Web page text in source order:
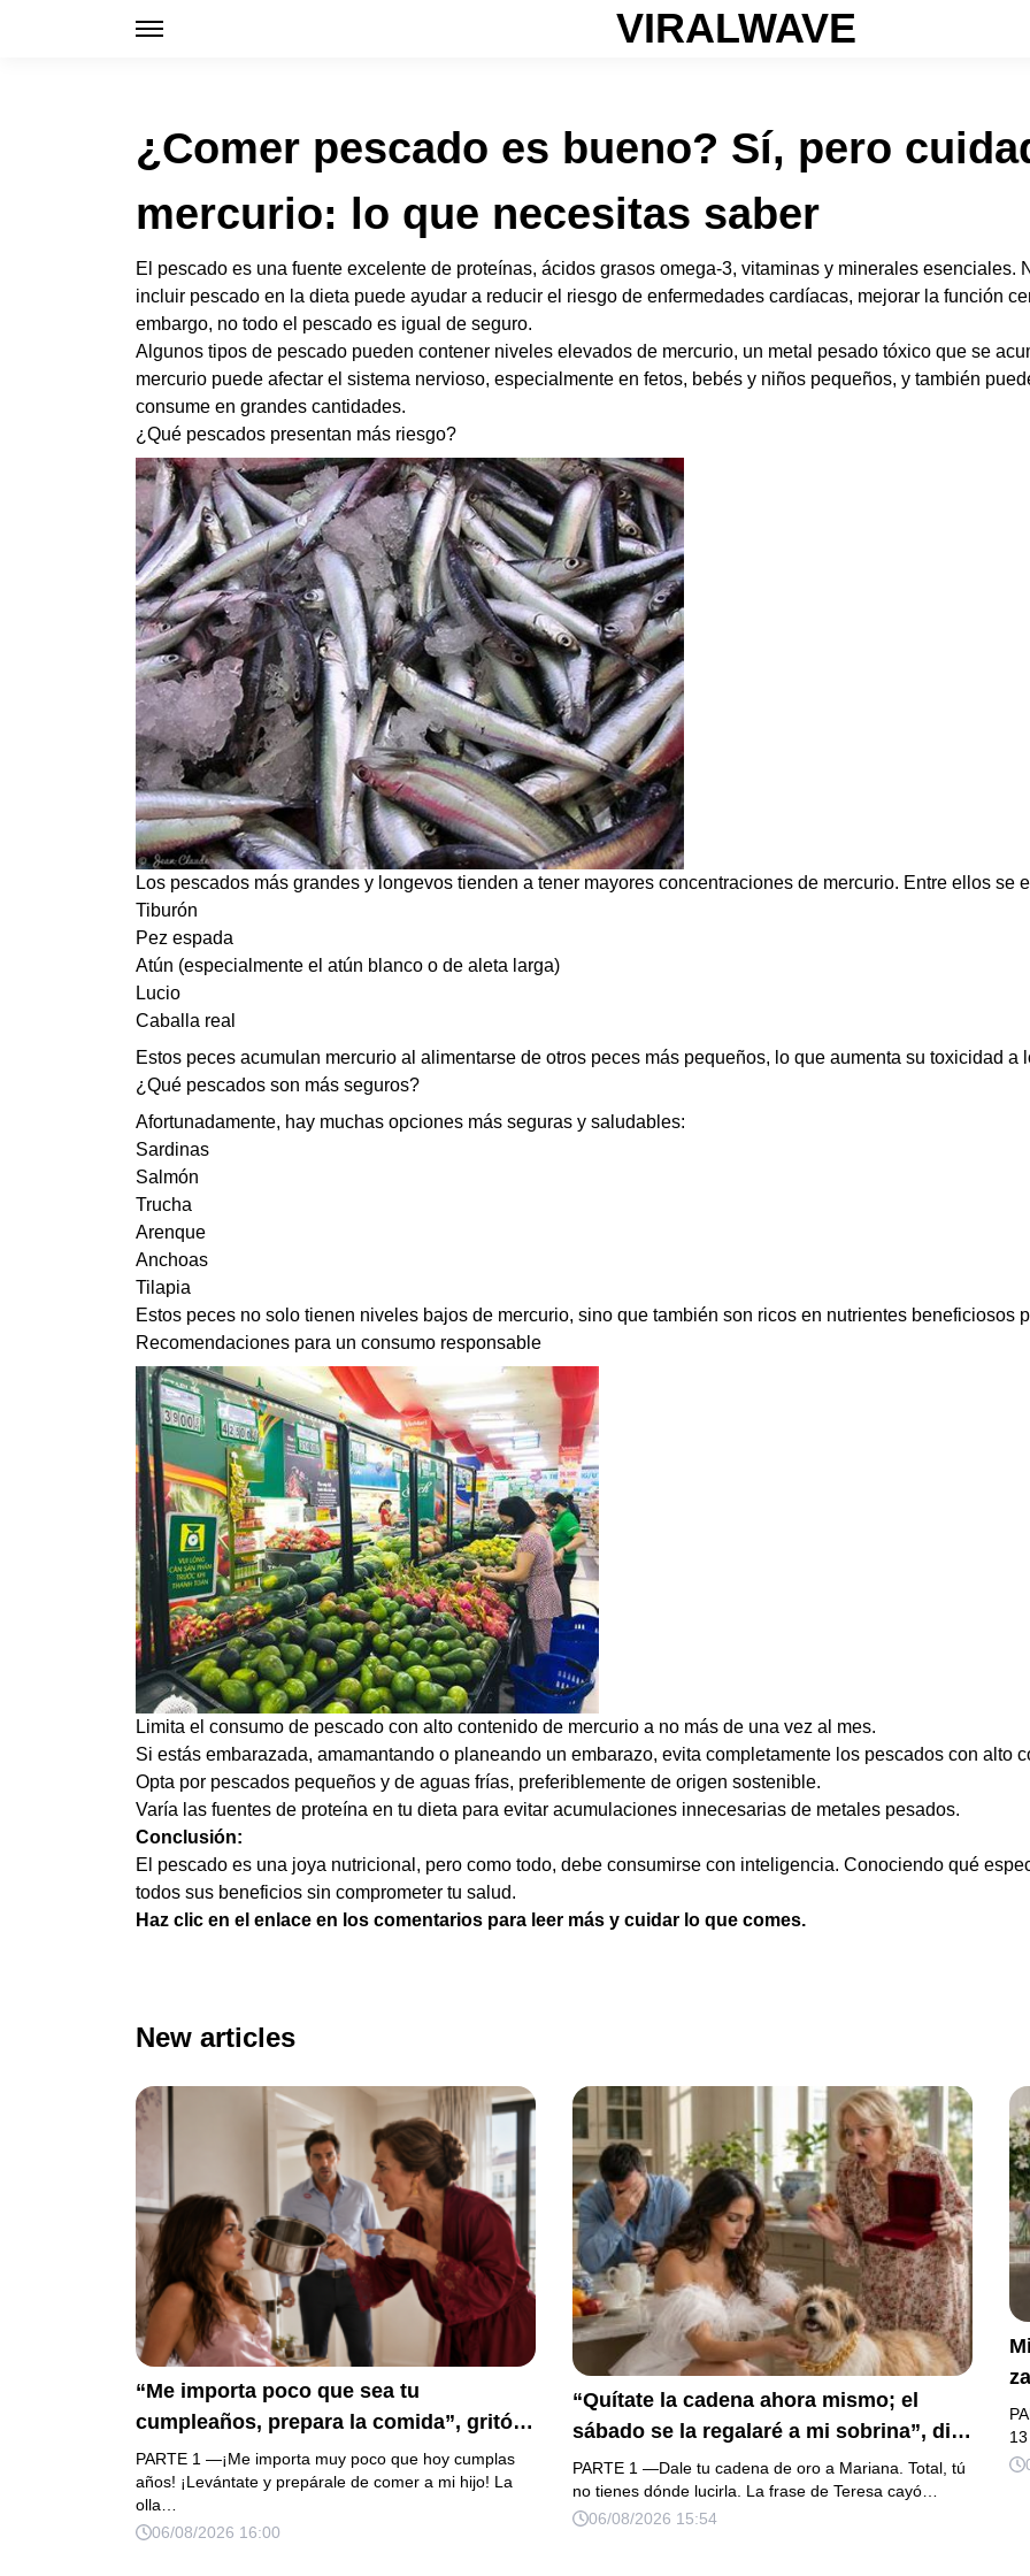
VIRALWAVE
¿Comer pescado es bueno? Sí, pero
mercurio: lo que necesitas saber
El pescado es una fuente excelente de proteínas, ácidos grasos omega-3, vitaminas y minerales esenciales.
incluir pescado en la dieta puede ayudar a reducir el riesgo de enfermedades cardíacas, mejorar la función
embargo, no todo el pescado es igual de seguro.
Algunos tipos de pescado pueden contener niveles elevados de mercurio, un metal pesado tóxico que se
mercurio puede afectar el sistema nervioso, especialmente en fetos, bebés y niños pequeños, y también
consume en grandes cantidades.
¿Qué pescados presentan más riesgo?
Los pescados más grandes y longevos tienden a tener mayores concentraciones de mercurio. Entre ellos se
Tiburón
Pez espada
Atún (especialmente el atún blanco o de aleta larga)
Lucio
Caballa real
Estos peces acumulan mercurio al alimentarse de otros peces más pequeños, lo que aumenta su toxicidad a
¿Qué pescados son más seguros?
Afortunadamente, hay muchas opciones más seguras y saludables:
Sardinas
Salmón
Trucha
Arenque
Anchoas
Tilapia
Estos peces no solo tienen niveles bajos de mercurio, sino que también son ricos en nutrientes beneficiosos
Recomendaciones para un consumo responsable
Limita el consumo de pescado con alto contenido de mercurio a no más de una vez al mes.
Si estás embarazada, amamantando o planeando un embarazo, evita completamente los pescados con alto
Opta por pescados pequeños y de aguas frías, preferiblemente de origen sostenible.
Varía las fuentes de proteína en tu dieta para evitar acumulaciones innecesarias de metales pesados.
Conclusión:
El pescado es una joya nutricional, pero como todo, debe consumirse con inteligencia. Conociendo qué
todos sus beneficios sin comprometer tu salud.
Haz clic en el enlace en los comentarios para leer más y cuidar lo que comes.
New articles
“Me importa poco que sea tu
cumpleaños, prepara la comida”, gritó
mi suegra antes de lanzar una olla
contra mi cama. Mi esposo regresó
horas después oliendo al perfume de su
amante, seguro de que yo lo perdonaría.
PARTE 1 —¡Me importa muy poco que hoy cumplas
años! ¡Levántate y prepárale de comer a mi hijo! La
olla…
06/08/2026 16:00
“Quítate la cadena ahora mismo; el
sábado se la regalaré a mi sobrina”, dijo
mi suegra, asegurando que una mujer
con las manos marcadas por espinas no
merecía 50 gramos de oro. Mi esposo
PARTE 1 —Dale tu cadena de oro a Mariana. Total, tú
no tienes dónde lucirla. La frase de Teresa cayó…
06/08/2026 15:54